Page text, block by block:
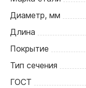
Диаметр, мм
Длина
Покрытие
Тип сечения
ГОСТ